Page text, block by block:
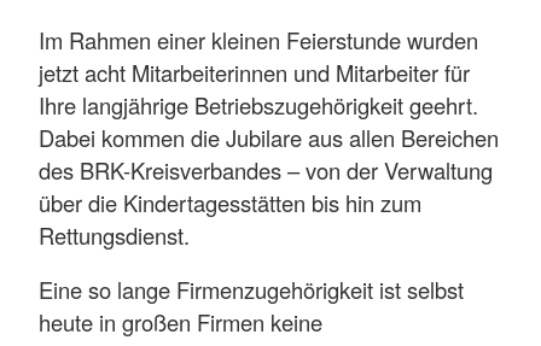
Im Rahmen einer kleinen Feierstunde wurden
jetzt acht Mitarbeiterinnen und Mitarbeiter für
Ihre langjährige Betriebszugehörigkeit geehrt.
Dabei kommen die Jubilare aus allen Bereichen
des BRK-Kreisverbandes – von der Verwaltung
über die Kindertagesstätten bis hin zum
Rettungsdienst.
Eine so lange Firmenzugehörigkeit ist selbst
heute in großen Firmen keine